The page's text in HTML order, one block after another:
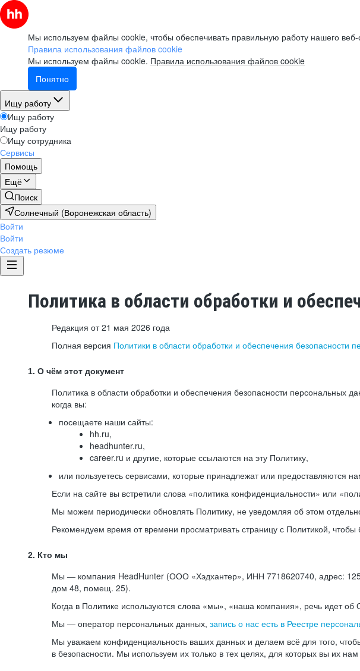
Мы используем файлы cookie, чтобы обеспечивать правильную работу нашего веб-
Правила использования файлов cookie
Мы используем файлы cookie. Правила использования файлов cookie
Понятно
Ищу работу
Ищу работу
Ищу работу
Ищу сотрудника
Сервисы
Помощь
Ещё
Поиск
Солнечный (Воронежская область)
Войти
Войти
Создать резюме
Политика в области обработки и
Редакция от 21 мая 2026 года
Полная версия Политики в области обработки и обеспечения безопасности
1. О чём этот документ
Политика в области обработки и обеспечения безопасности
когда вы:
посещаете наши сайты:
hh.ru,
headhunter.ru,
career.ru и другие, которые ссылаются на эту Политику,
или пользуетесь сервисами, которые принадлежат или предоставляются
Если на сайте вы встретили слова «политика конфиденциальности» или
Мы можем периодически обновлять Политику, не уведомляя об этом
Рекомендуем время от времени просматривать страницу с Политикой,
2. Кто мы
Мы — компания HeadHunter (ООО «Хэдхантер», ИНН 7718620740, адрес:
дом 48, помещ. 25).
Когда в Политике используются слова «мы», «наша компания», речь идет
Мы — оператор персональных данных, запись о нас есть в Реестре
Мы уважаем конфиденциальность ваших данных и делаем всё для того,
в безопасности. Мы используем их только в тех целях, для которых вы их